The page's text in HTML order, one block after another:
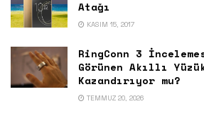
Atağı
KASIM 15, 2017
RingConn 3
Görünen Akıllı
Kazandırıyor mu?
TEMMUZ 20, 2026